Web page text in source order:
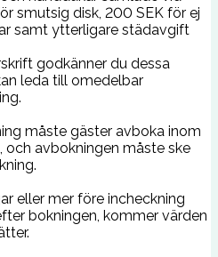
smutsig disk, 200 SEK för ej
samt ytterligare städavgift
godkänner du dessa
leda till omedelbar
måste gäster avboka inom
avbokningen måste ske
eller mer före incheckning
bokningen, kommer värden